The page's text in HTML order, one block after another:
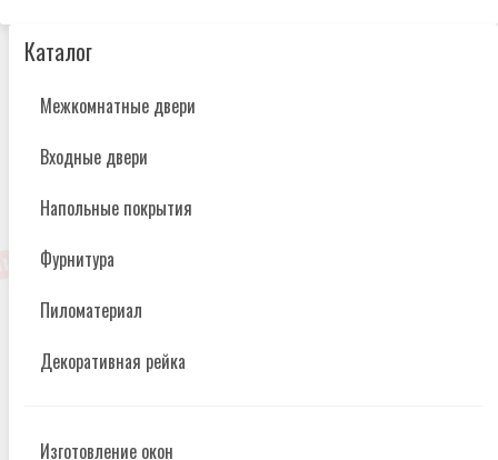
Каталог
Межкомнатные двери
Входные двери
Напольные покрытия
Фурнитура
Пиломатериал
Декоративная рейка
Изготовление окон